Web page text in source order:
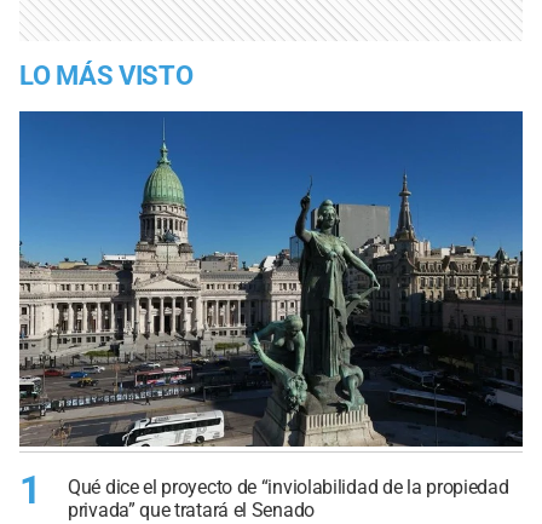
LO MÁS VISTO
1
Qué dice el proyecto de “inviolabilidad de la propiedad
privada” que tratará el Senado